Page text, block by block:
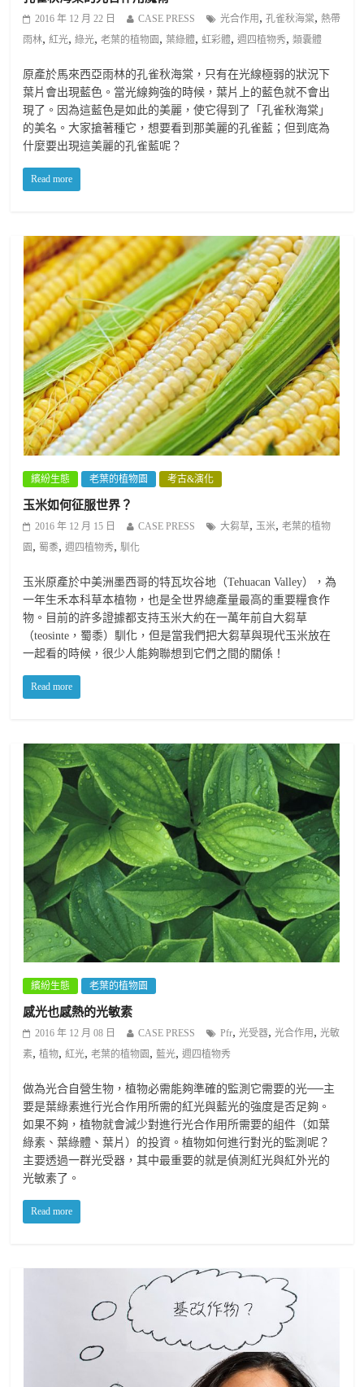
2016 年 12 月 22 日 CASE PRESS 光合作用 ,孔雀秋海棠,熱帶
雨林,紅光,綠光,老葉的植物園 ,葉綠體, 虹彩體,週四植物秀,類囊體
原產於馬來西亞雨林的孔雀秋海棠，只有在光線極弱的狀況下
葉片會出現藍色。當光線夠強的時候，葉片上的藍色就不會出
現了。因為這藍色是如此的美麗，使它得到了「孔雀秋海棠」
的美名。大家搶著種它，想要看到那美麗的孔雀藍；但到底為
什麼要出現這美麗的孔雀藍呢？
Read more
繽紛生態 老葉的植物園 考古&演化
玉米如何征服世界？
2016 年 12 月 15 日 CASE PRESS 大芻草, 玉米,老葉的植物
園 , 蜀黍,週四植物秀,馴化
玉米原產於中美洲墨西哥的特瓦坎谷地（Tehuacan Valley），為
一年生禾本科草本植物，也是全世界總產量最高的重要糧食作
物。目前的許多證據都支持玉米大約在一萬年前自大芻草
（teosinte，蜀黍）馴化，但是當我們把大芻草與現代玉米放在
一起看的時候，很少人能夠聯想到它們之間的關係！
Read more
繽紛生態 老葉的植物園
感光也感熱的光敏素
2016 年 12 月 08 日 CASE PRESS Pfr,光受器,光合作用 ,光敏
素,植物,紅光,老葉的植物園 ,藍光,週四植物秀
做為光合自營生物，植物必需能夠準確的監測它需要的光──主
要是葉綠素進行光合作用所需的紅光與藍光的強度是否足夠。
如果不夠，植物就會減少對進行光合作用所需要的組件（如葉
綠素、葉綠體、葉片）的投資。植物如何進行對光的監測呢？
主要透過一群光受器，其中最重要的就是偵測紅光與紅外光的
光敏素了。
Read more